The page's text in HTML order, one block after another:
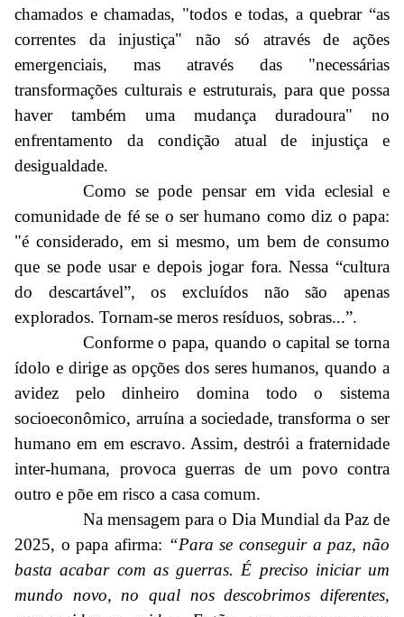
chamados e chamadas, "todos e todas, a quebrar “as
correntes da injustiça" não só através de ações
emergenciais, mas através das "necessárias
transformações culturais e estruturais, para que possa
haver também uma mudança duradoura" no
enfrentamento da condição atual de injustiça e
desigualdade.
Como se pode pensar em vida eclesial e
comunidade de fé se o ser humano como diz o papa:
"é considerado, em si mesmo, um bem de consumo
que se pode usar e depois jogar fora. Nessa “cultura
do descartável”, os excluídos não são apenas
explorados. Tornam-se meros resíduos, sobras...”.
Conforme o papa, quando o capital se torna
ídolo e dirige as opções dos seres humanos, quando a
avidez pelo dinheiro domina todo o sistema
socioeconômico, arruína a sociedade, transforma o ser
humano em em escravo. Assim, destrói a fraternidade
inter-humana, provoca guerras de um povo contra
outro e põe em risco a casa comum.
Na mensagem para o Dia Mundial da Paz de
2025, o papa afirma: “Para se conseguir a paz, não
basta acabar com as guerras. É preciso iniciar um
mundo novo, no qual nos descobrimos diferentes,